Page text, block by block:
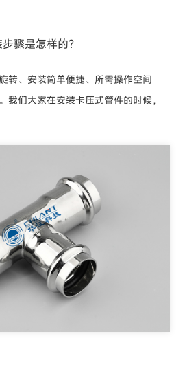
骤是怎样的？
转、安装简单便捷、所需操作空间
我们大家在安装卡压式管件的时候，